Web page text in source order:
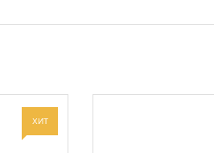
всегда должна присутствовать в
ХИТ